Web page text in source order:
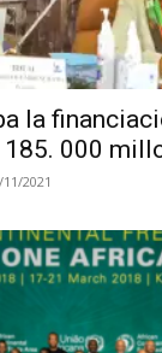
la
000
2021